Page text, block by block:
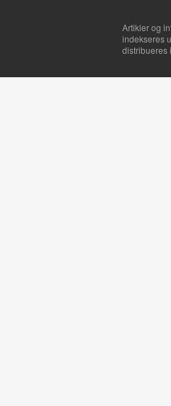
Artikler og
indekseres
distribueres